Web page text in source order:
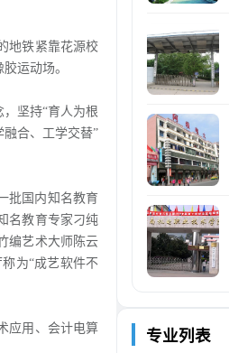
地铁紧靠花源校
运动场。
坚持“育人为根
合、工学交替”
批国内知名教育
名教育专家刁纯
编艺术大师陈云
为“成艺软件不
应用、会计电算
专业列表